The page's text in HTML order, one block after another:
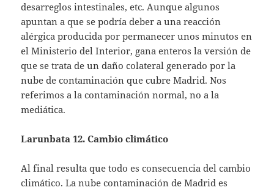
desarreglos intestinales, etc. Aunque algunos
apuntan a que se podría deber a una reacción
alérgica producida por permanecer unos minutos en
el Ministerio del Interior, gana enteros la versión de
que se trata de un daño colateral generado por la
nube de contaminación que cubre Madrid. Nos
referimos a la contaminación normal, no a la
mediática.
Larunbata 12. Cambio climático
Al final resulta que todo es consecuencia del cambio
climático. La nube contaminación de Madrid es